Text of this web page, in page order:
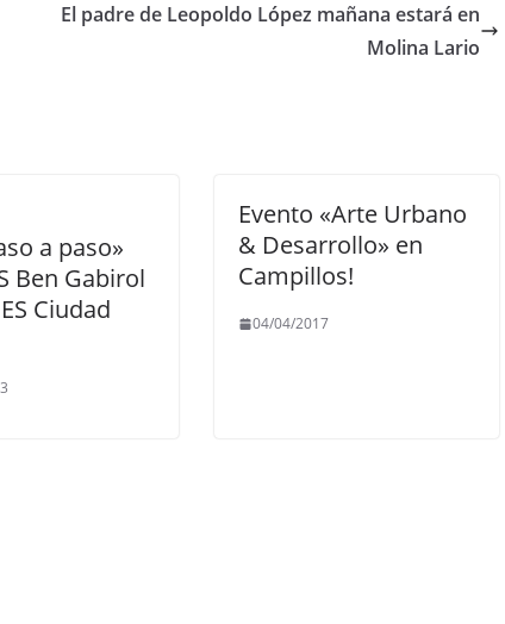
El padre de Leopoldo López mañana estará en
Molina Lario
a paso»
Ben Gabirol
Ciudad
Evento «Arte Urbano
& Desarrollo» en
Campillos!
04/04/2017